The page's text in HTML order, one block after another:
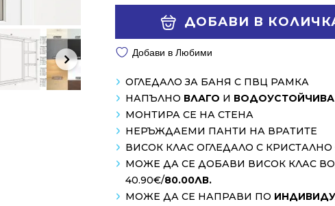
ДОБАВИ В
Добави в Любими
ОГЛЕДАЛО ЗА БАНЯ С ПВЦ РАМКА
НАПЪЛНО ВЛАГО И ВОДОУСТОЙЧИВА
МОНТИРА СЕ НА СТЕНА
НЕРЪЖДАЕМИ ПАНТИ НА ВРАТИТЕ
ВИСОК КЛАС ОГЛЕДАЛО С
МОЖЕ ДА СЕ ДОБАВИ ВИСОК КЛАС
40.90€/80.00ЛВ.
МОЖЕ ДА СЕ НАПРАВИ ПО